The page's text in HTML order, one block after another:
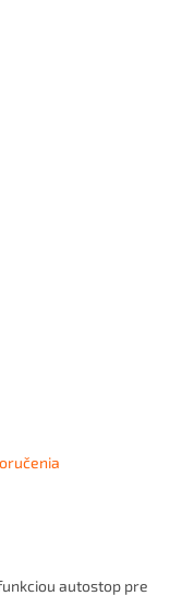
autostop pre